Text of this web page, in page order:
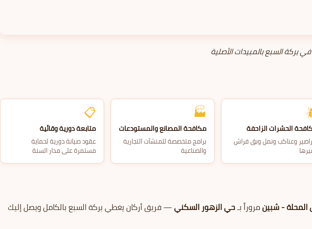
بركة السبع بالمبيدات الأصلية
الحشرات الزاحفة
وعناكب ونمل وبق فراش
🏭
مكافحة المصانع والمستودعات
برامج متخصصة للمنشآت التجارية
والصناعية
📋
متابعة دورية وقائية
عقود صيانة دورية لحماية
مستمرة على مدار السنة
- شبينمروراً بـحي الزهور السكني— فريق أركان يغطي بركة السبع بالكامل ويصل إليك